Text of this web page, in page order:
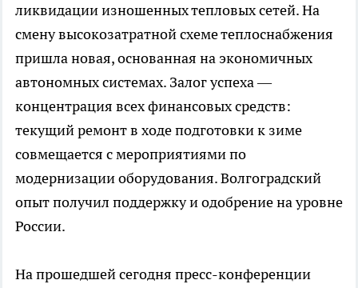
ликвидации изношенных тепловых сетей. На
смену высокозатратной схеме теплоснабжения
пришла новая, основанная на экономичных
автономных системах. Залог успеха —
концентрация всех финансовых средств:
текущий ремонт в ходе подготовки к зиме
совмещается с мероприятиями по
модернизации оборудования. Волгоградский
опыт получил поддержку и одобрение на уровне
России.
На прошедшей сегодня пресс-конференции